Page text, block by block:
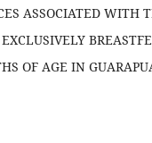
ASSOCIATED WITH
OF AGE IN